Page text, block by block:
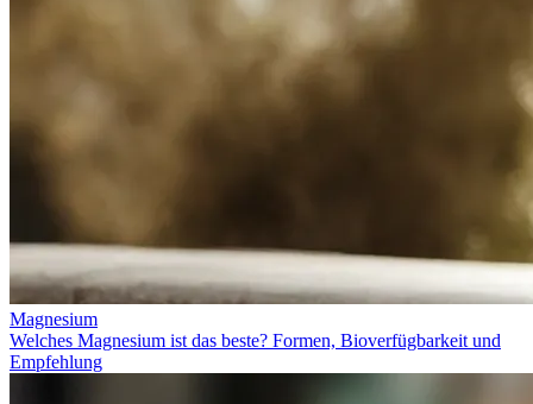
Magnesium
Welches Magnesium ist das beste? Formen, Bioverfügbarkeit und
Empfehlung